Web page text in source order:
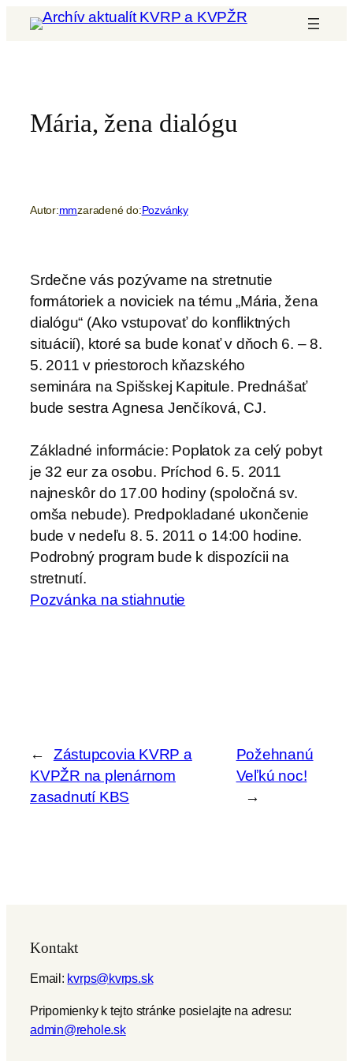
Prejsť
Mária, žena dialógu
Autor:mmzaradené do:Pozvánky
Srdečne vás pozývame na stretnutie
formátoriek a noviciek na tému „Mária, žena
dialógu“ (Ako vstupovať do konfliktných
situácií), ktoré sa bude konať v dňoch 6. – 8.
5. 2011 v priestoroch kňazského
seminára na Spišskej Kapitule. Prednášať
bude sestra Agnesa Jenčíková, CJ.
Základné informácie: Poplatok za celý pobyt
je 32 eur za osobu. Príchod 6. 5. 2011
najneskôr do 17.00 hodiny (spoločná sv.
omša nebude). Predpokladané ukončenie
bude v nedeľu 8. 5. 2011 o 14:00 hodine.
Podrobný program bude k dispozícii na
stretnutí.
Pozvánka na stiahnutie
←
Zástupcovia KVRP a
KVPŽR na plenárnom
zasadnutí KBS
Požehnanú
Veľkú noc!
→
Kontakt
Email: kvrps@kvrps.sk
Pripomienky k tejto stránke posielajte na adresu:
admin@rehole.sk